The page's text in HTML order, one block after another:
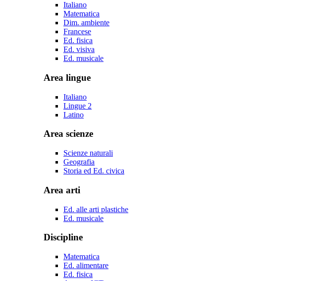
Italiano
Matematica
Dim. ambiente
Francese
Ed. fisica
Ed. visiva
Ed. musicale
Area lingue
Italiano
Lingue 2
Latino
Area scienze
Scienze naturali
Geografia
Storia ed Ed. civica
Area arti
Ed. alle arti plastiche
Ed. musicale
Discipline
Matematica
Ed. alimentare
Ed. fisica